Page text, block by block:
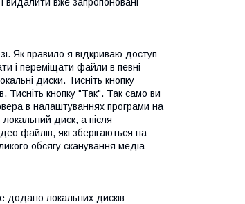
Як правило я відкриваю доступ
і переміщати файли в певні
диски. Тисніть кнопку
Тисніть кнопку "Так". Так само ви
в налаштуваннях програми на
диск, а після
файлів, які зберігаються на
обсягу сканування медіа-
додано локальних дисків